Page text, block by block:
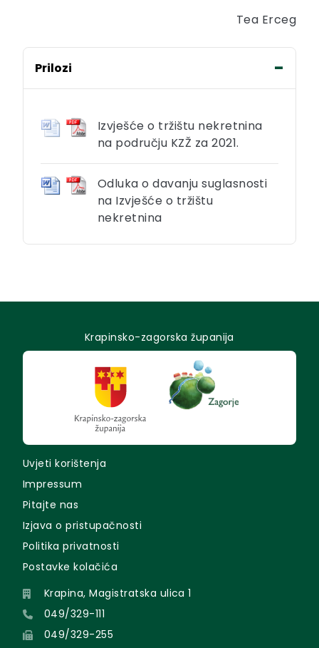
Tea Erceg
Prilozi
Izvješće o tržištu nekretnina
na području KZŽ za 2021.
Odluka o davanju suglasnosti
na Izvješće o tržištu
nekretnina
Krapinsko-zagorska županija
Uvjeti korištenja
Impressum
Pitajte nas
Izjava o pristupačnosti
Politika privatnosti
Postavke kolačića
Krapina, Magistratska ulica 1
049/329-111
049/329-255